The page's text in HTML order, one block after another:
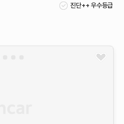
진단++ 우수등급